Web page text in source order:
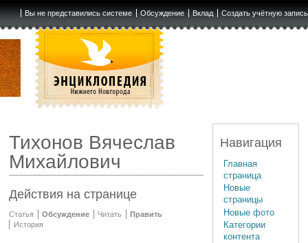
Вы не представились системе Обсуждение Вклад Создать учётную запись
Тихонов Вячеслав
Михайлович
Действия на странице
Статья Обсуждение Читать
Править
История
Навигация
Главная
страница
Новые
страницы
Новые фото
Категории
контента